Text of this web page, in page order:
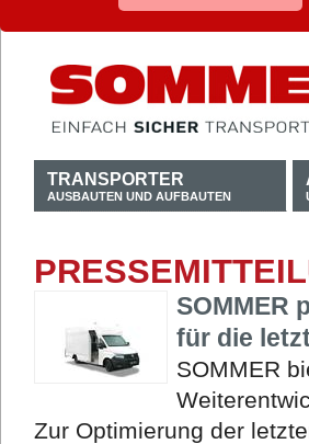
TRANSPORTER
AUSBAUTEN UND AUFBAUTEN
SOMMER
für die
SOMMER
Zur Optimierung der